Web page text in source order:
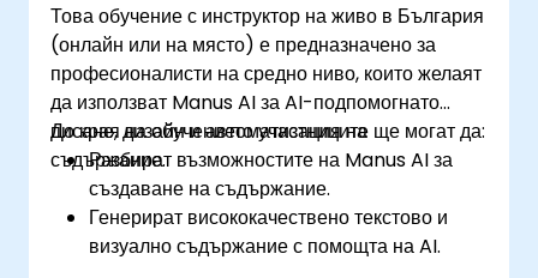
Това обучение с инструктор на живо в България
(онлайн или на място) е предназначено за
професионалисти на средно ниво, които желаят
да използват Manus AI за AI-подпомогнато
писане, дизайн и автоматизация на
съдържание.
До края на обучението участниците ще могат да:
Разбират възможностите на Manus AI за
създаване на съдържание.
Генерират висококачествено текстово и
визуално съдържание с помощта на AI.